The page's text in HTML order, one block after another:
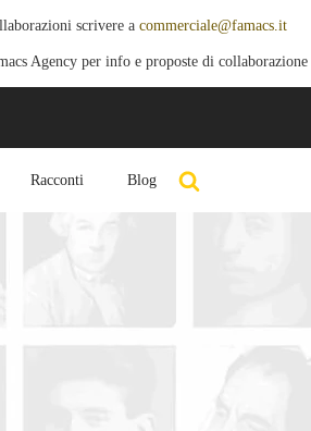
scrivere a commerciale@famacs.it
Agency per info e proposte di
Racconti Blog